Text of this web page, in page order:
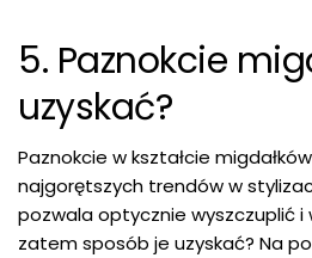
5. Paznokcie
uzyskać?
Paznokcie w kształcie
najgorętszych trendów w
pozwala optycznie wyszczuplić i
zatem sposób je uzyskać? Na